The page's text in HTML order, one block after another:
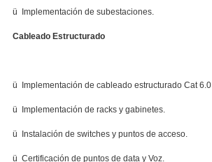
ü Implementación de subestaciones.
Cableado Estructurado
ü Implementación de cableado estructurado Cat 6.0
ü Implementación de racks y gabinetes.
ü Instalación de switches y puntos de acceso.
ü Certificación de puntos de data y Voz.